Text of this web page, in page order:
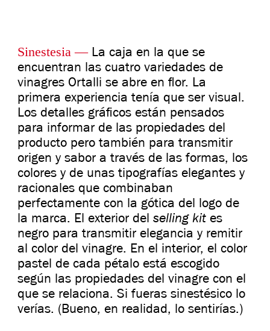
Sinestesia —La caja en la que se
encuentran las cuatro variedades de
vinagres Ortalli se abre en flor. La
primera experiencia tenía que ser visual.
Los detalles gráficos están pensados
para informar de las propiedades del
producto pero también para transmitir
origen y sabor a través de las formas, los
colores y de unas tipografías elegantes y
racionales que combinaban
perfectamente con la gótica del logo de
la marca. El exterior del selling kit es
negro para transmitir elegancia y remitir
al color del vinagre. En el interior, el color
pastel de cada pétalo está escogido
según las propiedades del vinagre con el
que se relaciona. Si fueras sinestésico lo
verías. (Bueno, en realidad, lo sentirías.)